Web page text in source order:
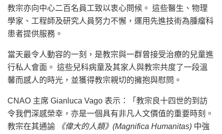
教宗亦向中心二百名員工致以衷心問候。 這些醫生、物理
學家、工程師及研究人員努力不懈，運用先進技術為腫瘤科
患者提供服務。
當天最令人動容的一刻，是教宗與一群曾接受治療的兒童進
行私人會面。 這些兒科病童及其家人與教宗共度了一段溫
馨而感人的時光，並獲得教宗親切的擁抱與慰問。
CNAO 主席 Gianluca Vago 表示：「教宗良十四世的到訪
令我們深感榮幸，亦是一個具有非凡人文價值的重要時刻。
教宗在其通諭
《偉大的人類》(Magnifica Humanitas) 中強